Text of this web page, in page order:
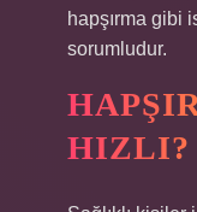
hapşırma gibi
sorumludur.
HIZLI?